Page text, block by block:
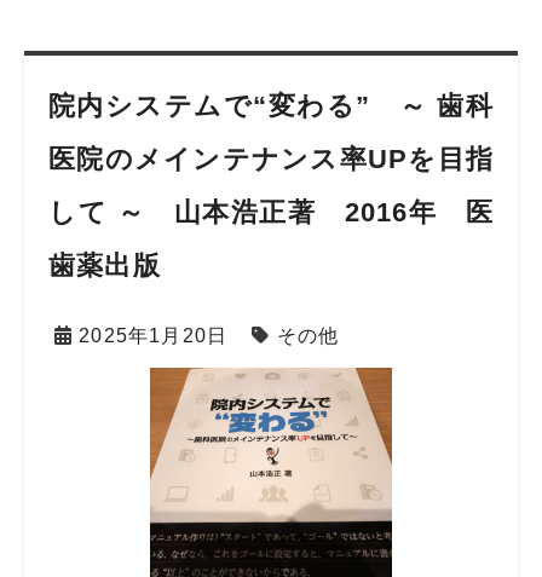
院内システムで“変わる” ～ 歯科
医院のメインテナンス率UPを目指
して ～ 山本浩正著 2016年 医
歯薬出版
2025年1月20日 その他